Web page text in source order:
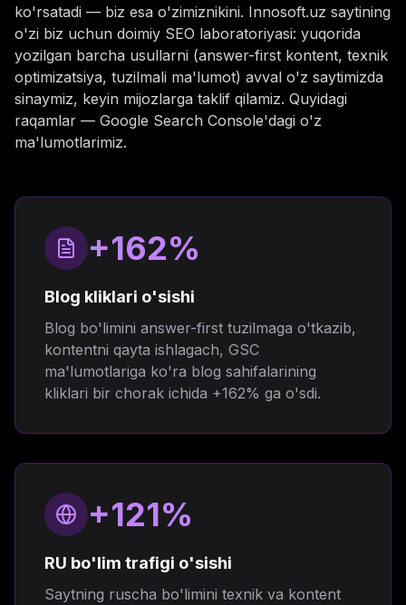
ko'rsatadi — biz esa o'zimiznikini. Innosoft.uz saytining
o'zi biz uchun doimiy SEO laboratoriyasi: yuqorida
yozilgan barcha usullarni (answer-first kontent, texnik
optimizatsiya, tuzilmali ma'lumot) avval o'z saytimizda
sinaymiz, keyin mijozlarga taklif qilamiz. Quyidagi
raqamlar — Google Search Console'dagi o'z
ma'lumotlarimiz.
+162%
Blog kliklari o'sishi
Blog bo'limini answer-first tuzilmaga o'tkazib,
kontentni qayta ishlagach, GSC
ma'lumotlariga ko'ra blog sahifalarining
kliklari bir chorak ichida +162% ga o'sdi.
+121%
RU bo'lim trafigi o'sishi
Saytning ruscha bo'limini texnik va kontent